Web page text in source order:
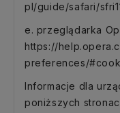
pl/guide/safari/
e. przeglądarka
https://
preferences/
Informacje dla
poniższych